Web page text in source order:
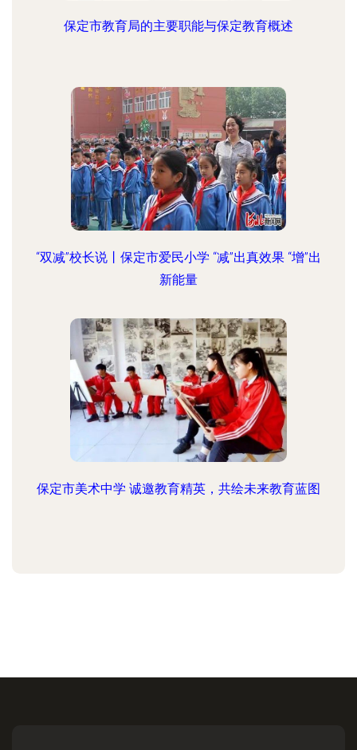
保定市教育局的主要职能与保定教育概述
“双减”校长说丨保定市爱民小学 “减”出真效果 “增”出
新能量
保定市美术中学 诚邀教育精英，共绘未来教育蓝图